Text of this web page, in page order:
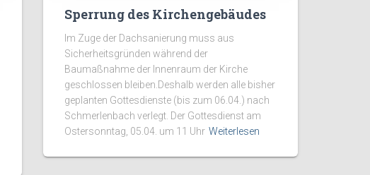
Sperrung des Kirchengebäudes
Im Zuge der Dachsanierung muss aus
Sicherheitsgründen während der
Baumaßnahme der Innenraum der Kirche
geschlossen bleiben.Deshalb werden alle bisher
geplanten Gottesdienste (bis zum 06.04.) nach
Schmerlenbach verlegt. Der Gottesdienst am
Ostersonntag, 05.04. um 11 Uhr Weiterlesen